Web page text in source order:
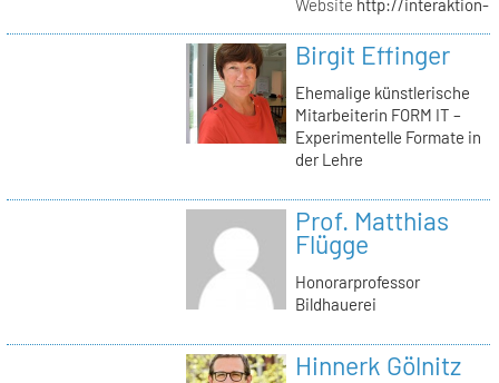
Website http://interaktion-
Birgit Effinger
Ehemalige künstlerische
Mitarbeiterin FORM IT –
Experimentelle Formate in
der Lehre
Prof. Matthias
Flügge
Honorarprofessor
Bildhauerei
Hinnerk Gölnitz